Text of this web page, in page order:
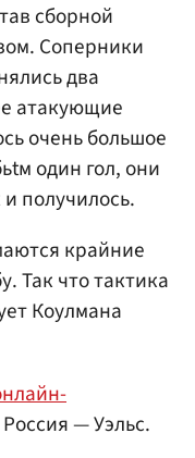
сборной
Соперники
два
атакующие
очень большое
один гол, они
получилось.
крайние
Так что тактика
Коулмана
— Уэльс.